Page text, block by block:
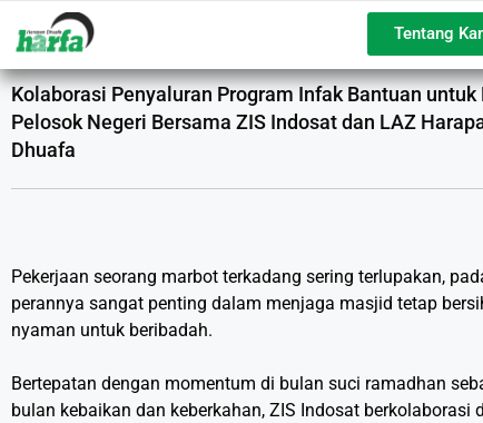
Tentang
Kolaborasi Penyaluran Program Infak Bantuan untuk
Pelosok Negeri Bersama ZIS Indosat dan LAZ
Dhuafa
Pekerjaan seorang marbot terkadang sering terlupakan,
perannya sangat penting dalam menjaga masjid tetap
nyaman untuk beribadah.
Bertepatan dengan momentum di bulan suci ramadhan
bulan kebaikan dan keberkahan, ZIS Indosat berkolaborasi